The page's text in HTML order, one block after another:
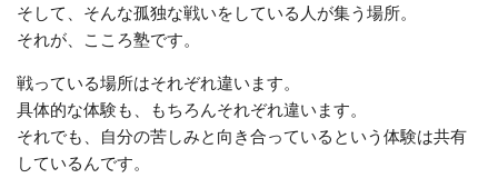
そして、そんな孤独な戦いをしている人が集う場所。
それが、こころ塾です。
戦っている場所はそれぞれ違います。
具体的な体験も、もちろんそれぞれ違います。
それでも、自分の苦しみと向き合っているという体験は共有
しているんです。